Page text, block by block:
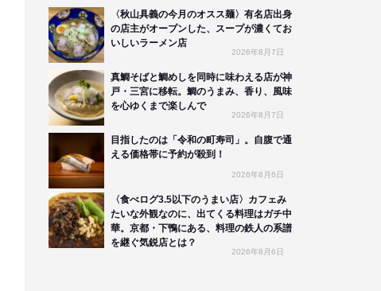
〈秋山具義の今月のオスス麺〉有名店出身
の店主がオープンした、スープが濃くてお
いしいラーメン店
2026年8月7日
真鯛そばと鯛めしを同時に味わえる店が神
戸・三宮に移転。鯛のうまみ、香り、風味
を心ゆくまで楽しんで
2026年8月7日
目指したのは「令和の町寿司」。自腹で通
える価格帯に予約が殺到！
2026年8月6日
〈食べログ3.5以下のうまい店〉カフェみ
たいな外観なのに、出てくる料理はガチ中
華。京都・下鴨にある、料理の鉄人の系譜
を継ぐ気鋭店とは？
2026年8月6日